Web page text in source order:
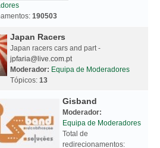
190503
Japan Racers
Japan racers cars and part -
jpfaria@live.com.pt
Moderador: Equipa de Moderadores
Tópicos: 13
Gisband
Moderador:
Equipa de Moderadores
Total de
redirecionamentos: